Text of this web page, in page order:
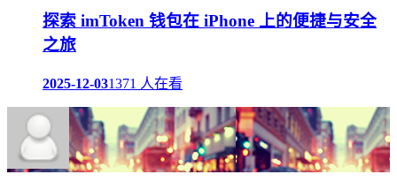
探索 imToken 钱包在 iPhone 上的便捷与安全
之旅
2025-12-031371 人在看